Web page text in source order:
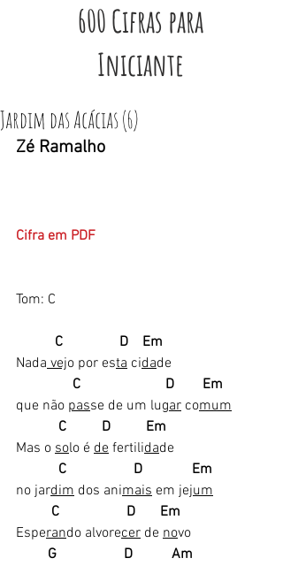
600 Cifras para
Iniciante
Jardim das Acácias (6)
Zé Ramalho
Cifra em PDF
Tom: C
           C                D    Em
Nada vejo por esta cidade
                C                        D        Em
que não passe de um lugar comum
           C          D          Em
Mas o solo é de fertilidade
           C                   D              Em
no jardim dos animais em jejum
         C                   D       Em
Esperando alvorecer de novo
        G                   D           Am